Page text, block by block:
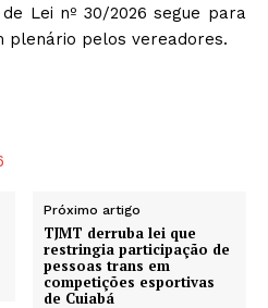
Lei nº 30/2026 segue para
plenário pelos vereadores.
Próximo artigo
TJMT derruba lei que
restringia participação de
pessoas trans em
competições esportivas
de Cuiabá